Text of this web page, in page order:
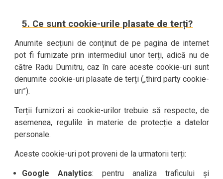
5. Ce sunt cookie-urile plasate de terți?
Anumite secțiuni de conținut de pe pagina de internet
pot fi furnizate prin intermediul unor terți, adică nu de
către Radu Dumitru, caz în care aceste cookie-uri sunt
denumite cookie-uri plasate de terți („third party cookie-
uri”).
Terții furnizori ai cookie-urilor trebuie să respecte, de
asemenea, regulile în materie de protecție a datelor
personale.
Aceste cookie-uri pot proveni de la urmatorii terți:
Google Analytics: pentru analiza traficului și